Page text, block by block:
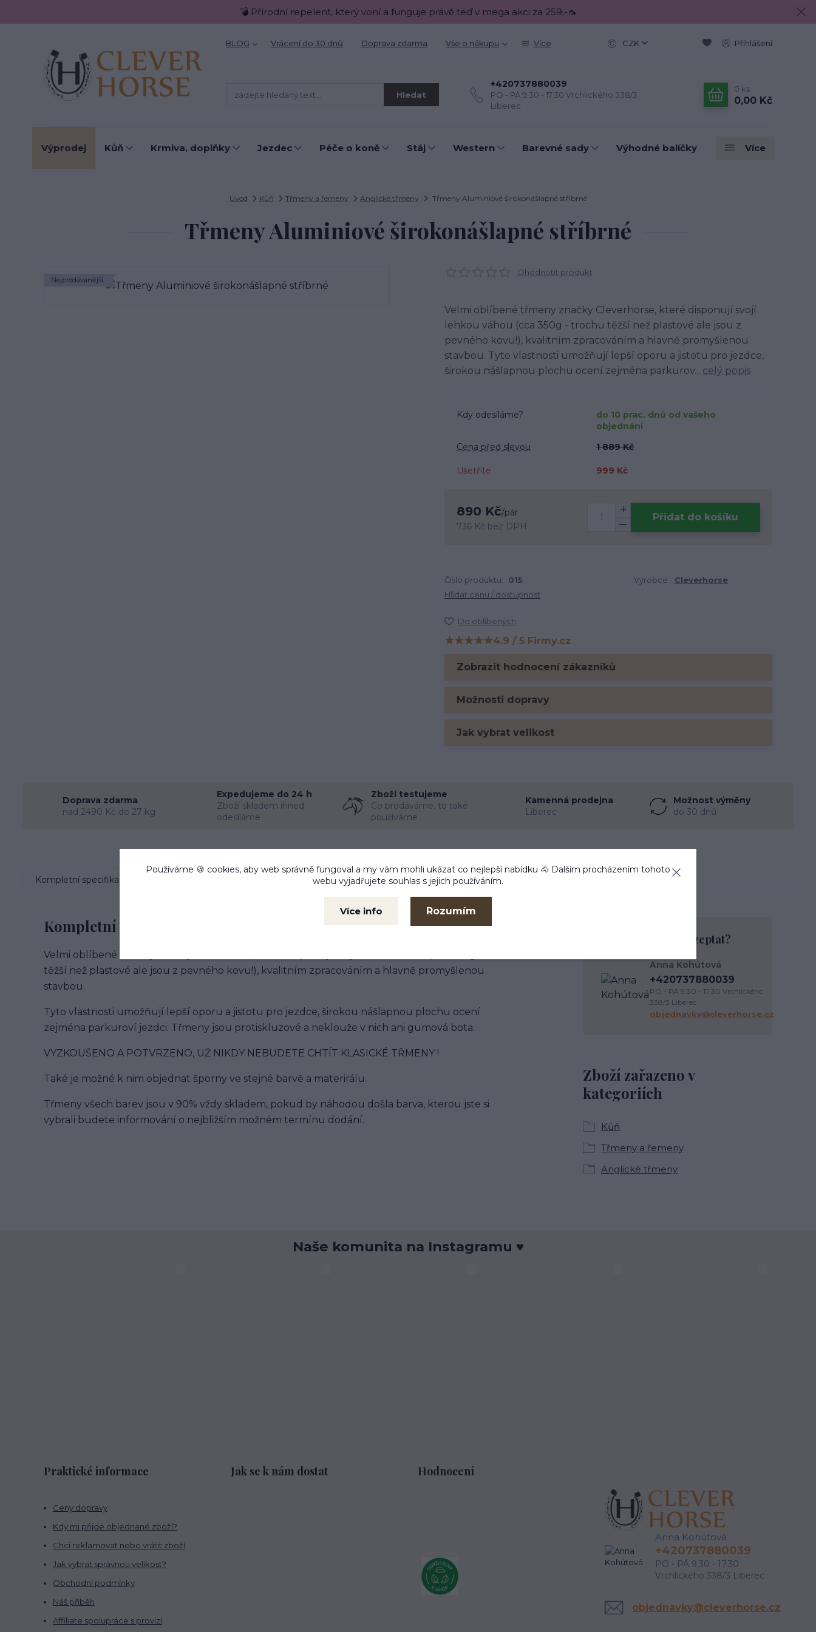
💣 Přírodní repelent, který voní a funguje právě teď v mega akci za 259,-🦟
BLOG Vrácení do 30 dnů Doprava zdarma Vše o nákupu Více CZK Přihlášení
Hledat
+420737880039
PO - PÁ 9.30 - 17.30 Vrchlického 338/3
Liberec
0 ks
0,00 Kč
Výprodej Kůň Krmiva, doplňky Jezdec Péče o koně Stáj Western Barevné sady Výhodné balíčky Více
Úvod Kůň Třmeny a řemeny Anglické třmeny Třmeny Aluminiové širokonášlapné stříbrné
Třmeny Aluminiové širokonášlapné stříbrné
Nejprodávanější
Ohodnotit produkt
Velmi oblíbené třmeny značky Cleverhorse, které disponují svojí
lehkou váhou (cca 350g - trochu těžší než plastové ale jsou z
pevného kovu!), kvalitním zpracováním a hlavně promyšlenou
stavbou. Tyto vlastnosti umožňují lepší oporu a jistotu pro jezdce,
širokou nášlapnou plochu ocení zejména parkurov... celý popis
Kdy odesíláme?
do 10 prac. dnů od vašeho
objednání
Cena před slevou
1 889 Kč
Ušetříte 999 Kč
890 Kč/pár
736 Kč bez DPH
Přidat do košíku
Číslo produktu: 015 Výrobce:
Cleverhorse
Hlídat cenu / dostupnost
Do oblíbených
Hodnocení na Firmy.cz
★★★★★4.9 / 5 Firmy.cz
Zobrazit hodnocení zákazníků
Možnosti dopravy
Jak vybrat velikost
Doprava zdarma
nad 2490 Kč do 27 kg
Expedujeme do 24 h
Zboží skladem ihned
odesíláme
Zboží testujeme
Co prodáváme, to také
používáme
Kamenná prodejna
Liberec
Možnost výměny
do 30 dnů
Kompletní specifikace
Kompletní specifikace
Velmi oblíbené třmeny značky Cleverhorse, které disponují svojí lehkou váhou (cca 350g - trochu
těžší než plastové ale jsou z pevného kovu!), kvalitním zpracováním a hlavně promyšlenou
stavbou.
Tyto vlastnosti umožňují lepší oporu a jistotu pro jezdce, širokou nášlapnou plochu ocení
zejména parkuroví jezdci. Třmeny jsou protiskluzové a neklouže v nich ani gumová bota.
VYZKOUŠENO A POTVRZENO, UŽ NIKDY NEBUDETE CHTÍT KLASICKÉ TŘMENY !
Také je možné k nim objednat šporny ve stejné barvě a materirálu.
Třmeny všech barev jsou v 90% vždy skladem, pokud by náhodou došla barva, kterou jste si
vybrali budete informování o nejbližším možném termínu dodání.
Zboží zařazeno v
kategoriích
Kůň
Třmeny a řemeny
Anglické třmeny
Chcete se na něco zeptat?
Anna Kohútová
+420737880039
PO - PÁ 9.30 - 17.30 Vrchlického
338/3 Liberec
objednavky@cleverhorse.cz
Naše komunita na Instagramu ♥
Praktické informace
Ceny dopravy
Kdy mi přijde objednané zboží?
Chci reklamovat nebo vrátit zboží
Jak vybrat správnou velikost?
Obchodní podmínky
Náš příběh
Affiliate spolupráce s provizí
Jak se k nám dostat Hodnocení
Anna Kohútová
+420737880039
PO - PÁ 9.30 - 17.30
Vrchlického 338/3 Liberec
objednavky@cleverhorse.cz
Používáme 🍪 cookies, aby web správně fungoval a my vám mohli ukázat co nejlepší nabídku 🐴 Dalším procházením tohoto
webu vyjadřujete souhlas s jejich používáním.
Více info Rozumím